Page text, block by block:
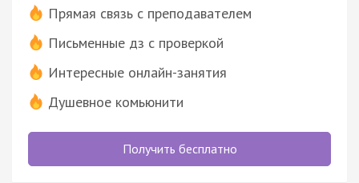
Прямая связь с преподавателем
Письменные дз с проверкой
Интересные онлайн-занятия
Душевное комьюнити
Получить бесплатно